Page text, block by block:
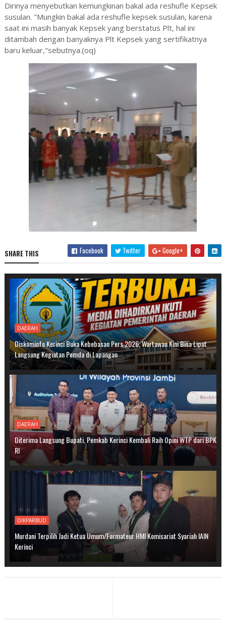
Dirinya menyebutkan kemungkinan bakal ada reshufle Kepsek
susulan. "Mungkin bakal ada reshufle kepsek susulan, karena
saat ini masih banyak Kepsek yang berstatus Plt, hal ini
ditambah dengan banyaknya Plt Kepsek yang sertifikatnya
baru keluar,"sebutnya.(oq)
SHARE THIS Facebook Twitter Google+
DAERAH
Diskominfo Kerinci Buka Kebebasan Pers 2026, Wartawan Kini Bisa Liput
Langsung Kegiatan Pemda di Lapangan
DAERAH
Diterima Langsung Bupati, Pemkab Kerinci Kembali Raih Opini WTP dari BPK
RI
DIKPARBUD
Murdani Terpilih Jadi Ketua Umum/Formateur HMI Komisariat Syariah IAIN
Kerinci